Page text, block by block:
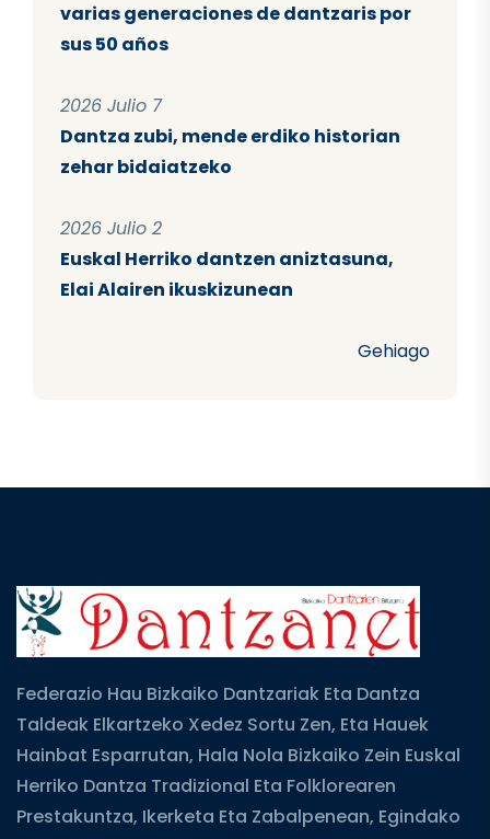
varias generaciones de dantzaris por
sus 50 años
2026 Julio 7
Dantza zubi, mende erdiko historian
zehar bidaiatzeko
2026 Julio 2
Euskal Herriko dantzen aniztasuna,
Elai Alairen ikuskizunean
Gehiago
Federazio Hau Bizkaiko Dantzariak Eta Dantza
Taldeak Elkartzeko Xedez Sortu Zen, Eta Hauek
Hainbat Esparrutan, Hala Nola Bizkaiko Zein Euskal
Herriko Dantza Tradizional Eta Folklorearen
Prestakuntza, Ikerketa Eta Zabalpenean, Egindako